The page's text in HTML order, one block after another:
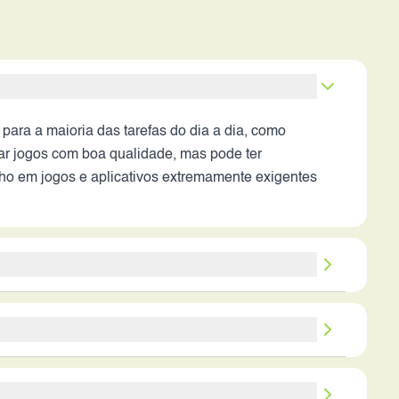
a maioria das tarefas do dia a dia, como
jogos com boa qualidade, mas pode ter
em jogos e aplicativos extremamente exigentes
ultrawide, permitindo fotos com maior ângulo de
bem equilibrado, adequado para diversos